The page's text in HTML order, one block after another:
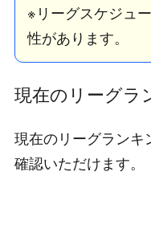
※リーグスケジュ
性があります。
現在のリーグラ
現在のリーグランキ
確認いただけます。